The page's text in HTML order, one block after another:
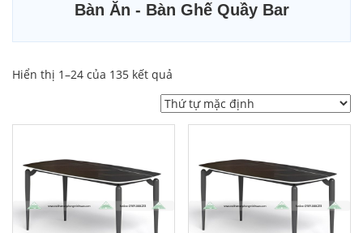
Bàn Ăn - Bàn Ghế Quầy Bar
Hiển thị 1–24 của 135 kết quả